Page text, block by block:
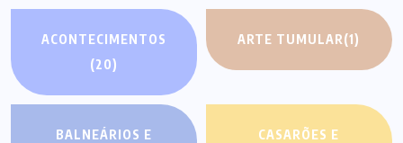
ACONTECIMENTOS
(20)
ARTE TUMULAR(1)
BALNEÁRIOS E
CASARÕES E